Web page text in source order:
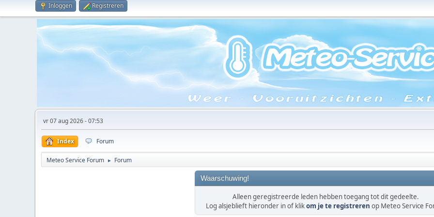
Inloggen Registreren
vr 07 aug 2026 - 07:53
Index Forum
Meteo Service Forum ► Forum
Waarschuwing!
Alleen geregistreerde leden hebben toegang tot dit gedeelte.
Log alsjeblieft hieronder in of klikom je te registreren op Meteo Service